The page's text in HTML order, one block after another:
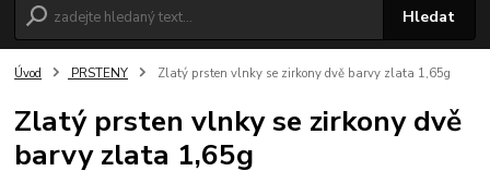
Hledat
Úvod PRSTENY Zlatý prsten vlnky se zirkony dvě barvy zlata 1,65g
Zlatý prsten vlnky se zirkony dvě
barvy zlata 1,65g